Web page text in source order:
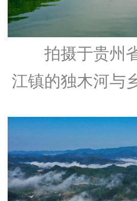
拍摄于贵州
江镇的独木河与